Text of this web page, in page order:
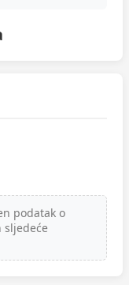
podatak o
sljedeće